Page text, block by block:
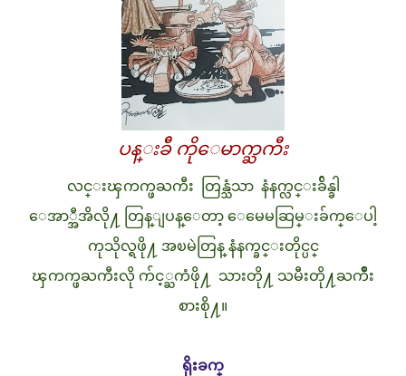
ပန္းခ်ီ ကိုေမာက္ႀကီး
လင္းၾကက္ဖႀကီး တြန္သံသာ နံနက္လင္းခ်ိန္ခါ
ေအာ္အီအိလို႔ တြန္ျပန္ေတာ့ ေမေမဆြမ္းခ်က္ေပါ့
ကုသိုလ္ရဖို႔ အၿမဲတြန္ နံနက္ခင္းတိုင္ပင္
ၾကက္ဖႀကီးလို က်င့္ႀကံဖို႔ သားတို႔ သမီးတို႔ႀကိဳး
စားစို႔။
ရိုးခက္